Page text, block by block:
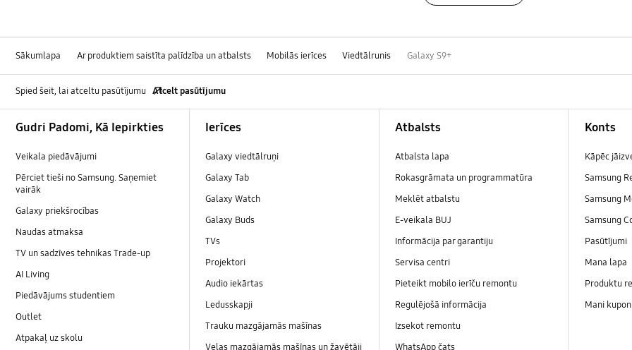
Sākumlapa Ar produktiem saistīta palīdzība un atbalsts Mobilās ierīces Viedtālrunis Galaxy S9+
Spied šeit, lai atceltu pasūtījumu Atcelt pasūtījumu
Gudri Padomi, Kā Iepirkties
Veikala piedāvājumi
Pērciet tieši no Samsung. Saņemiet
vairāk
Galaxy priekšrocības
Naudas atmaksa
TV un sadzīves tehnikas Trade-up
AI Living
Piedāvājums studentiem
Outlet
Atpakaļ uz skolu
Ierīces
Galaxy viedtālruņi
Galaxy Tab
Galaxy Watch
Galaxy Buds
TVs
Projektori
Audio iekārtas
Ledusskapji
Trauku mazgājamās mašīnas
Veļas mazgājamās mašīnas un žavētāji
Atbalsts
Atbalsta lapa
Rokasgrāmata un programmatūra
Meklēt atbalstu
E-veikala BUJ
Informācija par garantiju
Servisa centri
Pieteikt mobilo ierīču remontu
Regulējošā informācija
Izsekot remontu
WhatsApp čats
Konts
Kāpēc
Samsung
Samsung
Samsung
Pasūtījumi
Mana lapa
Produktu
Mani